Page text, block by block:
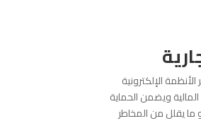
الإلكترونية
ويضمن الحماية
يقلل من المخاطر